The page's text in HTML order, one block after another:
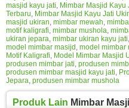
masjid kayu jati, Mimbar Masjid Kayu
Terbaru, Mimbar Masjid Kayu Jati
masjid ukiran, mimbar mewah,
motif kaligrafi, mimbar mushola,
ukiran jepara, mimbar ukiran kayu jati,
model mimbar masijd , model mimbar
Motif Kaligrafi, Model Mimbar Masjid
produsen mimbar jati, produsen
produsen mimbar masjid kayu jati,
Jepara, produsen mimbar mushola
Produk Lain Mimbar